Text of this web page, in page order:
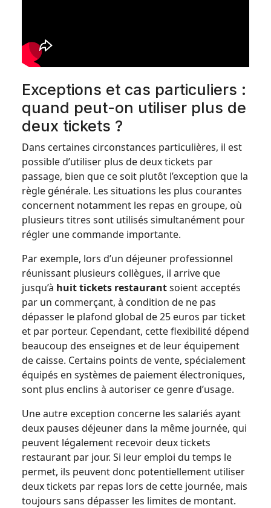
Exceptions et cas particuliers :
quand peut-on utiliser plus de
deux tickets ?
Dans certaines circonstances particulières, il est
possible d’utiliser plus de deux tickets par
passage, bien que ce soit plutôt l’exception que la
règle générale. Les situations les plus courantes
concernent notamment les repas en groupe, où
plusieurs titres sont utilisés simultanément pour
régler une commande importante.
Par exemple, lors d’un déjeuner professionnel
réunissant plusieurs collègues, il arrive que
jusqu’à huit tickets restaurantsoient acceptés
par un commerçant, à condition de ne pas
dépasser le plafond global de 25 euros par ticket
et par porteur. Cependant, cette flexibilité dépend
beaucoup des enseignes et de leur équipement
de caisse. Certains points de vente, spécialement
équipés en systèmes de paiement électroniques,
sont plus enclins à autoriser ce genre d’usage.
Une autre exception concerne les salariés ayant
deux pauses déjeuner dans la même journée, qui
peuvent légalement recevoir deux tickets
restaurant par jour. Si leur emploi du temps le
permet, ils peuvent donc potentiellement utiliser
deux tickets par repas lors de cette journée, mais
toujours sans dépasser les limites de montant.